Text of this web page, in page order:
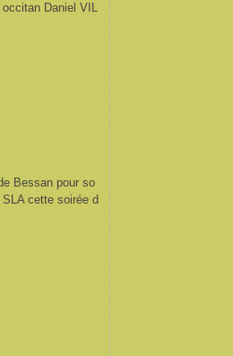
Daniel VIL
Bessan pour so
cette soirée d